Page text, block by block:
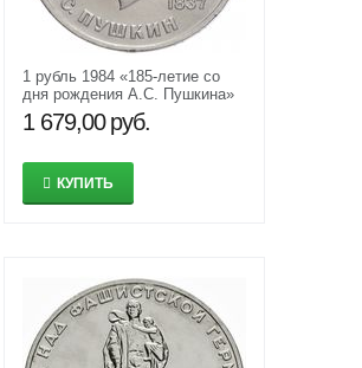
1 рубль 1984 «185-летие со
дня рождения А.С. Пушкина»
XF-AU
1 679,00 руб.
КУПИТЬ